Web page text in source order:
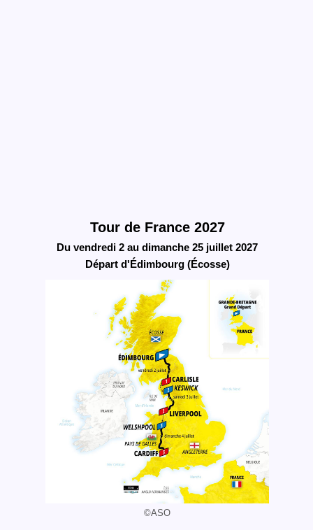
Tour de France 2027
Du vendredi 2 au dimanche 25 juillet 2027
Départ d'Édimbourg (Écosse)
©ASO